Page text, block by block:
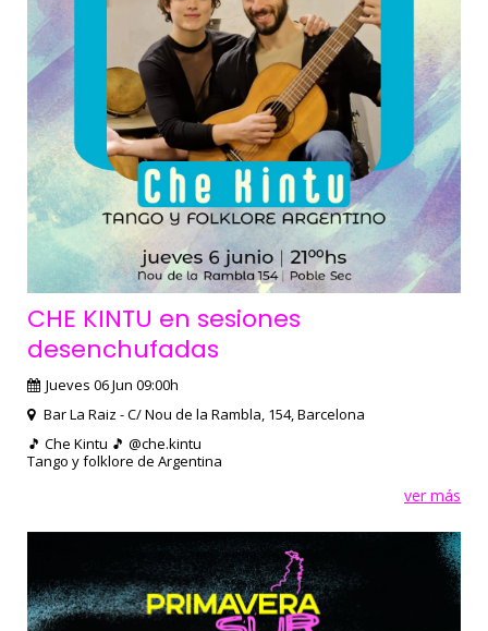
CHE KINTU en sesiones
desenchufadas
Jueves 06 Jun 09:00h
Bar La Raiz - C/ Nou de la Rambla, 154, Barcelona
🎵 Che Kintu 🎵 @che.kintu
Tango y folklore de Argentina
ver más